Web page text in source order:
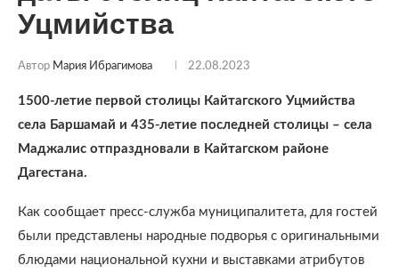
Уцмийства
Автор Мария Ибрагимова 22.08.2023
1500-летие первой столицы Кайтагского Уцмийства
села Баршамай и 435-летие последней столицы – села
Маджалис отпраздновали в Кайтагском районе
Дагестана.
Как сообщает пресс-служба муниципалитета, для гостей
были представлены народные подворья с оригинальными
блюдами национальной кухни и выставками атрибутов